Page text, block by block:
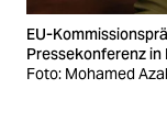
shop
fragen & hilfe
EU-
Pressekonferenz in
Foto: Mohamed